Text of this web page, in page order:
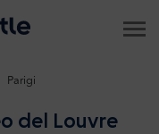
Parigi
del Louvre